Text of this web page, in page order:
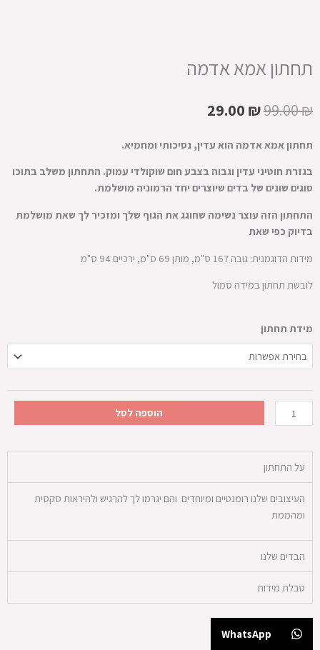
תחתון אמא אדמה
99.00₪
המחיר
היה:
29.00 ₪
הוא:
תחתון אמא אדמה הוא עדין, נסיכותי ומחמיא.
בגזרת חוטיני עדין וגבוה בצבע חום שוקולדי עמוק. התחתון משלב בתוכו
סוגים שונים של בדים שיוצרים יחד הרמוניה מושלמת.
התחתון הזה עוצר נשימה שחוגג את הגוף שלך ומזכיר לך שאת מושלמת
בדיוק כפי שאת
מידות הדוגמנית: גובה 167 ס"מ, מותן 69 ס"מ, ירכיים 94 ס"מ
לובשת תחתון במידה סמול
מידת תחתון
כמות
של
תחתון
אדמה
הוספה לסל
על התחתון
העיצובים שלנו רומנטיים ומיוחדים והם יגרמו לך להרגיש ולהיראות סקסית
ומהממת
הבדים שלנו
טבלת מידות
WhatsApp